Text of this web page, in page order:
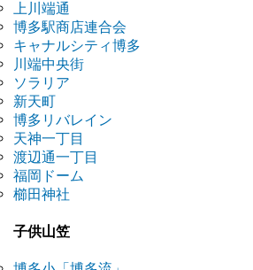
上川端通
博多駅商店連合会
キャナルシティ博多
川端中央街
ソラリア
新天町
博多リバレイン
天神一丁目
渡辺通一丁目
福岡ドーム
櫛田神社
子供山笠